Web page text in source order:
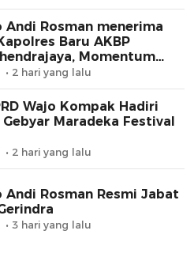
Andi Rosman menerima
Baru AKBP
Momentum
Sinergi
2 hari yang lalu
Wajo Kompak Hadiri
Maradeka Festival
2 hari yang lalu
Andi Rosman Resmi Jabat
3 hari yang lalu